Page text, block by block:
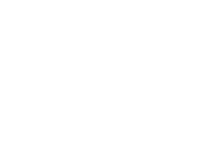
Consignes de